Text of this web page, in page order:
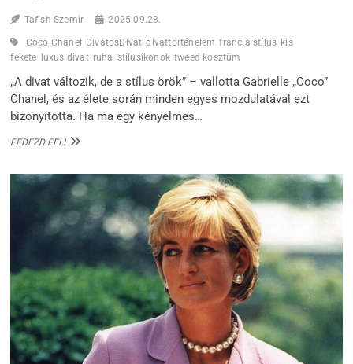
Tafish Szemir 2025.09.23.
Coco Chanel DivatosDivat divattörténelem francia stílus kis
fekete
luxus divat ruha stílusikonok tweed kosztüm
„A divat változik, de a stílus örök” – vallotta Gabrielle „Coco”
Chanel, és az élete során minden egyes mozdulatával ezt
bizonyította. Ha ma egy kényelmes…
FEDEZD FEL!COCO
NŐ,
AKI
FELSZABADÍTOTTA
A
TESTET
MEGALKOTTA
A
MODERN
ELEGANCIÁT